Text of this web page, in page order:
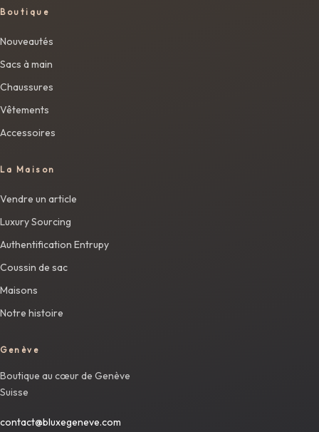
Boutique
Nouveautés
Sacs à main
Chaussures
Vêtements
Accessoires
La Maison
Vendre un article
Luxury Sourcing
Authentification Entrupy
Coussin de sac
Maisons
Notre histoire
Genève
Boutique au cœur de Genève
Suisse
contact@bluxegeneve.com